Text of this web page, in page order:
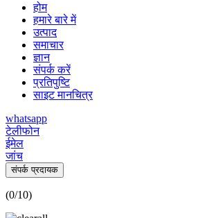
होम
हमारे बारे में
उत्पाद
समाचार
ज्ञान
संपर्क करें
प्रतिपुष्टि
साइट मानचित्र
whatsapp
टेलीफोन
ईमेल
जांच
संपर्क प्रदायक
(0/10)